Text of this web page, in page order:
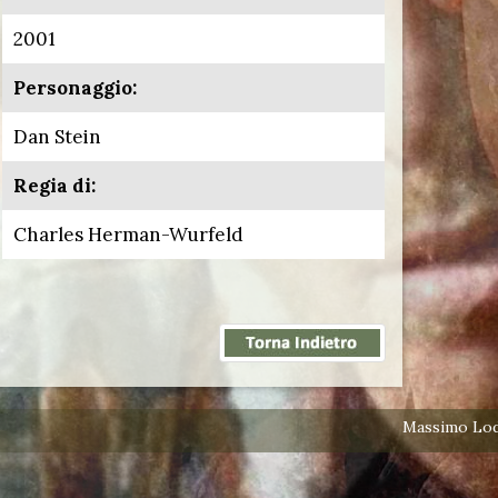
2001
Personaggio:
Dan Stein
Regia di:
Charles Herman-Wurfeld
Massimo